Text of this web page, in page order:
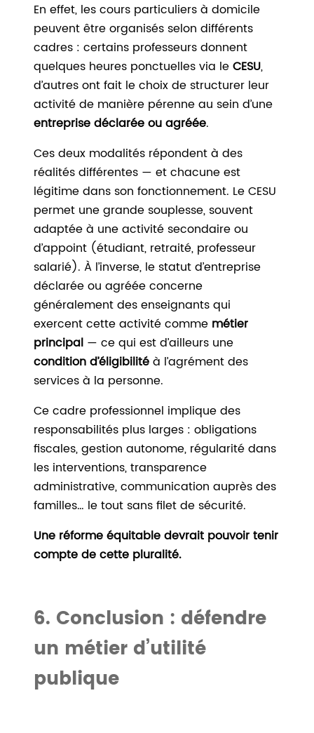
En effet, les cours particuliers à domicile
peuvent être organisés selon différents
cadres : certains professeurs donnent
quelques heures ponctuelles via leCESU,
d’autres ont fait le choix de structurer leur
activité de manière pérenne au sein d’une
entreprise déclarée ou agréée.
Ces deux modalités répondent à des
réalités différentes — et chacune est
légitime dans son fonctionnement. Le CESU
permet une grande souplesse, souvent
adaptée à une activité secondaire ou
d’appoint (étudiant, retraité, professeur
salarié). À l’inverse, le statut d’entreprise
déclarée ou agréée concerne
généralement des enseignants qui
exercent cette activité comme métier
principal — ce qui est d’ailleurs une
condition d’éligibilitéà l’agrément des
services à la personne.
Ce cadre professionnel implique des
responsabilités plus larges : obligations
fiscales, gestion autonome, régularité dans
les interventions, transparence
administrative, communication auprès des
familles… le tout sans filet de sécurité.
Une réforme équitable devrait pouvoir tenir
compte de cette pluralité.
6. Conclusion : défendre
un métier d’utilité
publique